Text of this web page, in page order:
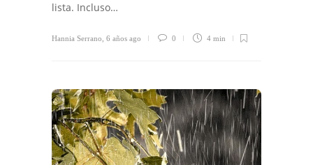
lista. Incluso…
Hannia Serrano 6 años ago 0 4 min